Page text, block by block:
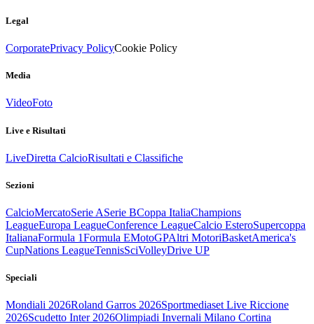
Legal
CorporatePrivacy PolicyCookie Policy
Media
VideoFoto
Live e Risultati
LiveDiretta CalcioRisultati e Classifiche
Sezioni
CalcioMercatoSerie ASerie BCoppa ItaliaChampions
LeagueEuropa LeagueConference LeagueCalcio EsteroSupercoppa
ItalianaFormula 1Formula EMotoGPAltri MotoriBasketAmerica's
CupNations LeagueTennisSciVolleyDrive UP
Speciali
Mondiali 2026Roland Garros 2026Sportmediaset Live Riccione
2026Scudetto Inter 2026Olimpiadi Invernali Milano Cortina